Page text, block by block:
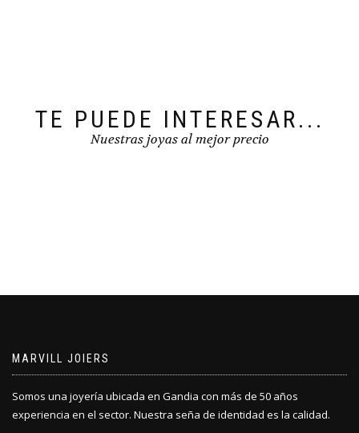
TE PUEDE INTERESAR...
Nuestras joyas al mejor precio
MARVILL JOIERS
Somos una joyería ubicada en Gandia con más de 50 años
experiencia en el sector. Nuestra seña de identidad es la calidad.